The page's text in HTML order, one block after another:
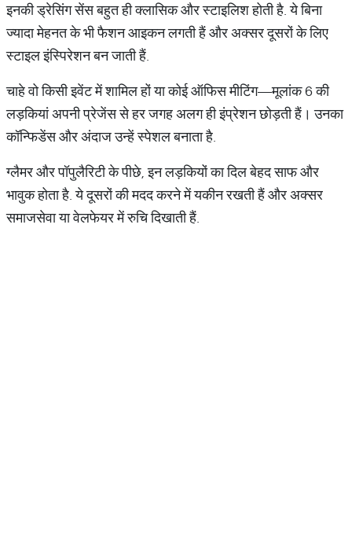
इनकी ड्रेसिंग सेंस बहुत ही क्लासिक और स्टाइलिश होती है. ये बिना
ज्यादा मेहनत के भी फैशन आइकन लगती हैं और अक्सर दूसरों के लिए
स्टाइल इंस्पिरेशन बन जाती हैं.
चाहे वो किसी इवेंट में शामिल हों या कोई ऑफिस मीटिंग—मूलांक 6 की
लड़कियां अपनी प्रेजेंस से हर जगह अलग ही इंप्रेशन छोड़ती हैं। उनका
कॉन्फिडेंस और अंदाज उन्हें स्पेशल बनाता है.
ग्लैमर और पॉपुलैरिटी के पीछे, इन लड़कियों का दिल बेहद साफ और
भावुक होता है. ये दूसरों की मदद करने में यकीन रखती हैं और अक्सर
समाजसेवा या वेलफेयर में रुचि दिखाती हैं.